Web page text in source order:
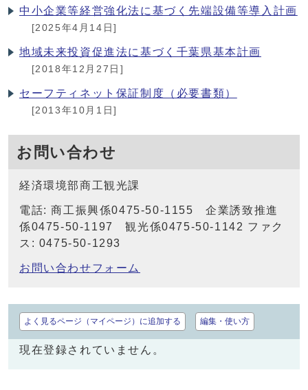
中小企業等経営強化法に基づく先端設備等導入計画
[2025年4月14日]
地域未来投資促進法に基づく千葉県基本計画
[2018年12月27日]
セーフティネット保証制度（必要書類）
[2013年10月1日]
お問い合わせ
経済環境部商工観光課
電話: 商工振興係0475-50-1155 企業誘致推進
係0475-50-1197 観光係0475-50-1142 ファク
ス: 0475-50-1293
お問い合わせフォーム
よく見るページ（マイページ）に追加する 編集・使い方
現在登録されていません。